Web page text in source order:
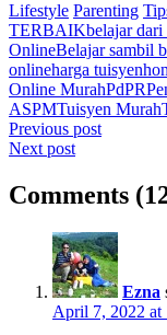
Lifestyle Parenting
TERBAIKbelajar dari
OnlineBelajar sambil
onlineharga tuisyen
Online MurahPdPR
ASPMTuisyen Murah
Post
navigation
Previous post
Next post
Comments
Ezna
April 7, 2022 at